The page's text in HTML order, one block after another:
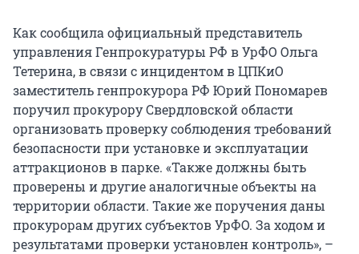
Как сообщила официальный представитель
управления Генпрокуратуры РФ в УрФО Ольга
Тетерина, в связи с инцидентом в ЦПКиО
заместитель генпрокурора РФ Юрий Пономарев
поручил прокурору Свердловской области
организовать проверку соблюдения требований
безопасности при установке и эксплуатации
аттракционов в парке. «Также должны быть
проверены и другие аналогичные объекты на
территории области. Такие же поручения даны
прокурорам других субъектов УрФО. За ходом и
результатами проверки установлен контроль», –